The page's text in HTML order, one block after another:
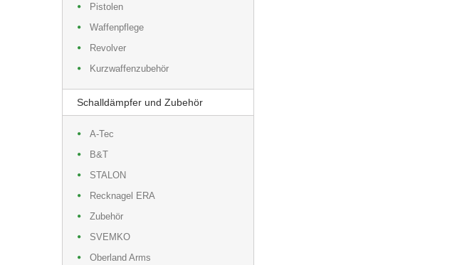
Pistolen
Waffenpflege
Revolver
Kurzwaffenzubehör
Schalldämpfer und Zubehör
A-Tec
B&T
STALON
Recknagel ERA
Zubehör
SVEMKO
Oberland Arms